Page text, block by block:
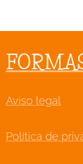
Aviso legal
Política de